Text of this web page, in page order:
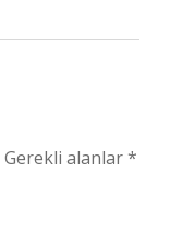
Gerekli alanlar*